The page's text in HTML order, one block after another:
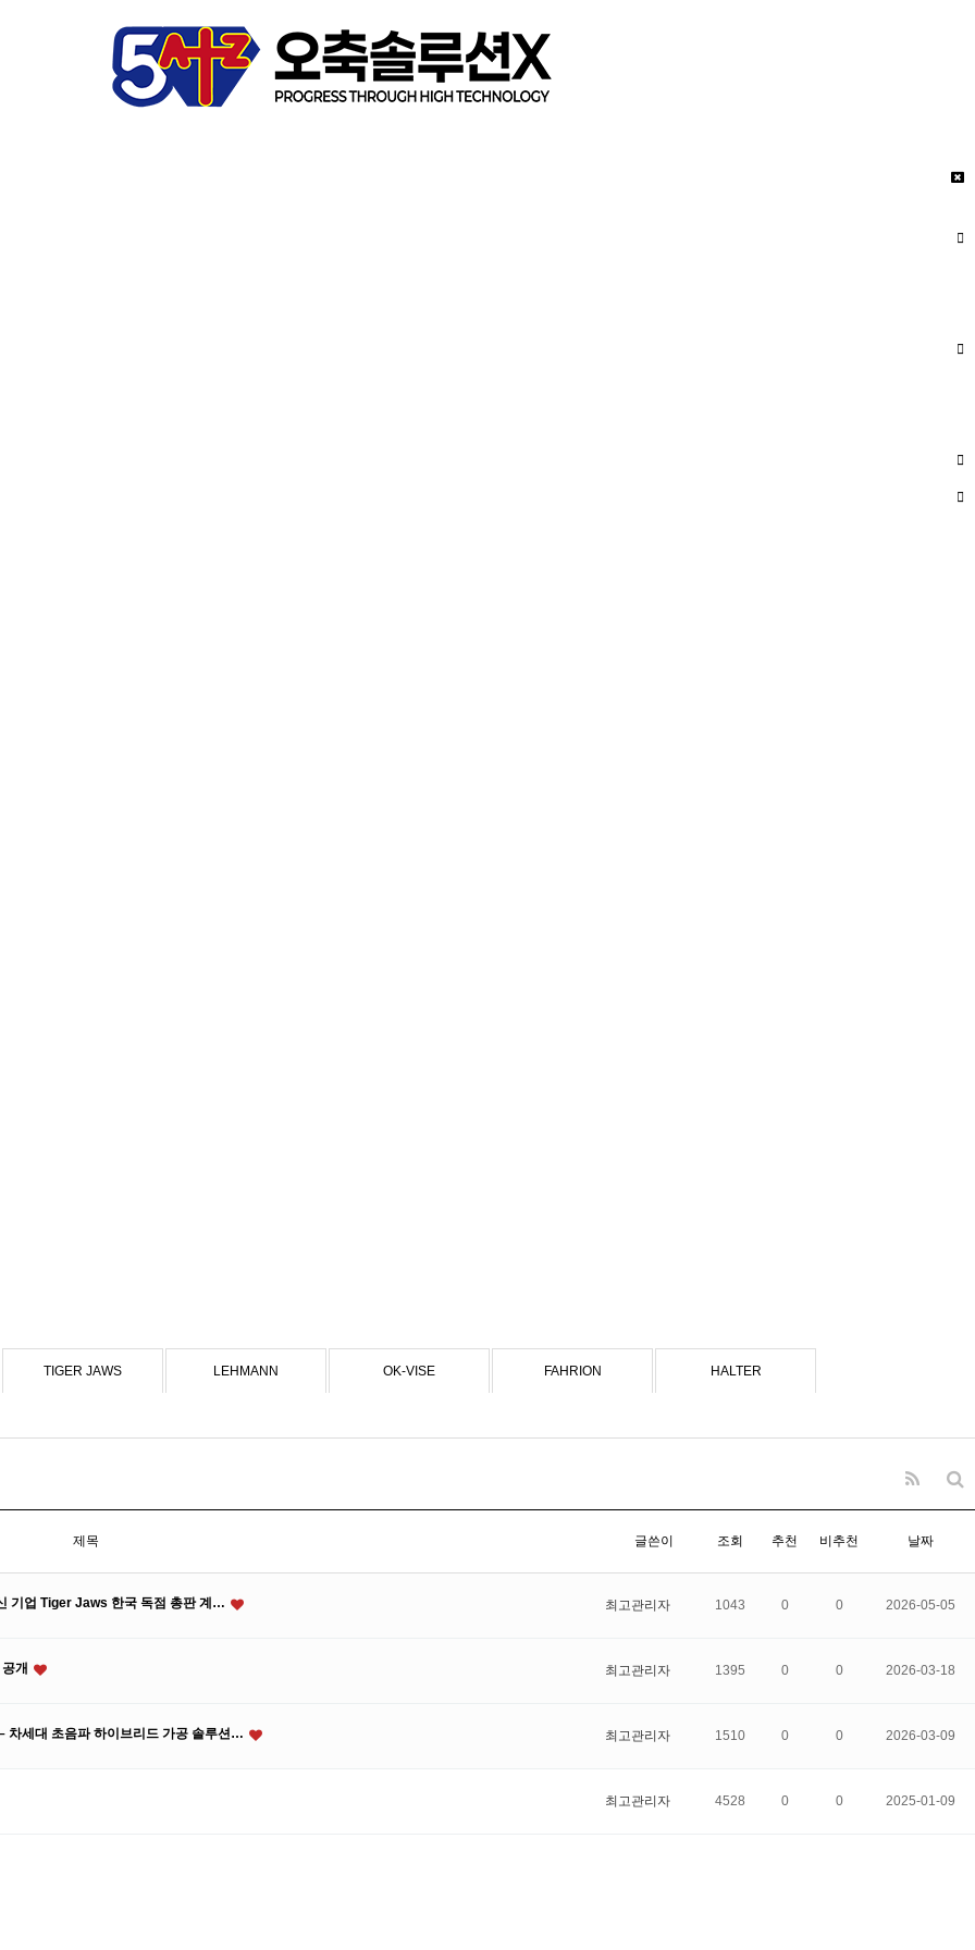
TIGER JAWS LEHMANN OK-VISE FAHRION HALTER
제목 글쓴이 조회 추천 비추천 날짜
기업 Tiger Jaws 한국 독점 총판 계… 최고관리자 1043 0 0 2026-05-05
개 최고관리자 1395 0 0 2026-03-18
차세대 초음파 하이브리드 가공 솔루션… 최고관리자 1510 0 0 2026-03-09
최고관리자 4528 0 0 2025-01-09